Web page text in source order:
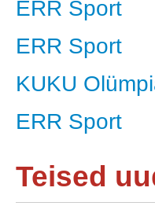
ERR Sport
ERR Sport
KUKU
ERR Sport
Teised